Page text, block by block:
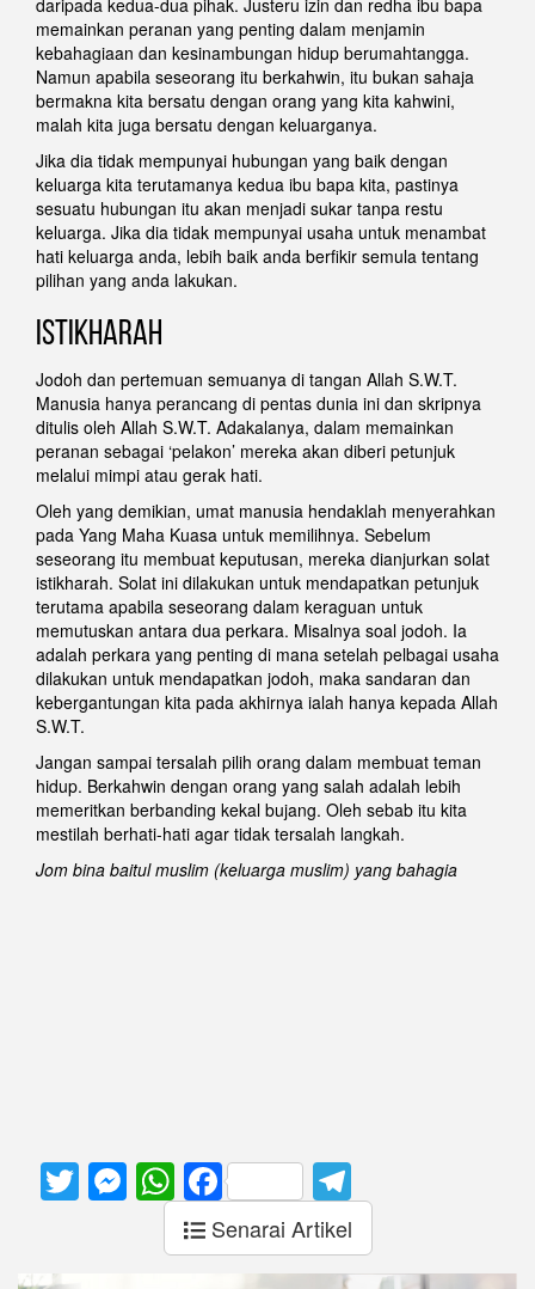
memainkan peranan yang penting dalam menjamin
kebahagiaan dan kesinambungan hidup berumahtangga.
Namun apabila seseorang itu berkahwin, itu bukan sahaja
bermakna kita bersatu dengan orang yang kita kahwini,
malah kita juga bersatu dengan keluarganya.
Jika dia tidak mempunyai hubungan yang baik dengan
keluarga kita terutamanya kedua ibu bapa kita, pastinya
sesuatu hubungan itu akan menjadi sukar tanpa restu
keluarga. Jika dia tidak mempunyai usaha untuk menambat
hati keluarga anda, lebih baik anda berfikir semula tentang
pilihan yang anda lakukan.
Istikharah
Jodoh dan pertemuan semuanya di tangan Allah S.W.T.
Manusia hanya perancang di pentas dunia ini dan skripnya
ditulis oleh Allah S.W.T. Adakalanya, dalam memainkan
peranan sebagai ‘pelakon’ mereka akan diberi petunjuk
melalui mimpi atau gerak hati.
Oleh yang demikian, umat manusia hendaklah menyerahkan
pada Yang Maha Kuasa untuk memilihnya. Sebelum
seseorang itu membuat keputusan, mereka dianjurkan solat
istikharah. Solat ini dilakukan untuk mendapatkan petunjuk
terutama apabila seseorang dalam keraguan untuk
memutuskan antara dua perkara. Misalnya soal jodoh. Ia
adalah perkara yang penting di mana setelah pelbagai usaha
dilakukan untuk mendapatkan jodoh, maka sandaran dan
kebergantungan kita pada akhirnya ialah hanya kepada Allah
S.W.T.
Jangan sampai tersalah pilih orang dalam membuat teman
hidup. Berkahwin dengan orang yang salah adalah lebih
memeritkan berbanding kekal bujang. Oleh sebab itu kita
mestilah berhati-hati agar tidak tersalah langkah.
Jom bina baitul muslim (keluarga muslim) yang bahagia
Twitter
Messenger
WhatsApp
Facebook
Senarai Artikel